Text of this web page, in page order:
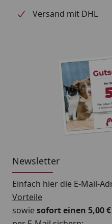
Versand mit DHL
Newsletter
Einfach hier die E-Mail-
Vorteile
sowiesofort einen 5,00